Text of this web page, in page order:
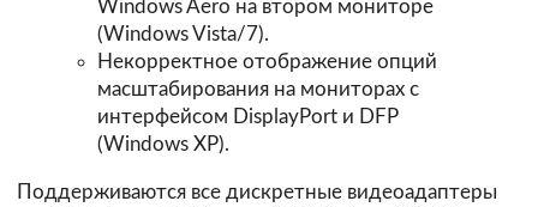
Windows Aero на втором мониторе
(Windows Vista/7).
Некорректное отображение опций
масштабирования на мониторах с
интерфейсом DisplayPort и DFP
(Windows XP).
Поддерживаются все дискретные видеоадаптеры